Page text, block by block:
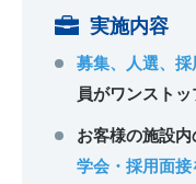
実施内容
募集、人選、採
員がワンストッ
お客様の施設内
学会・採用面接